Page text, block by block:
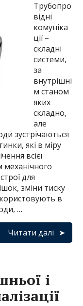
Трубопро
відні
комуніка
ції –
складні
системи,
за
внутрішні
м станом
яких
складно,
але
зустрічаються
які в міру
всієї
для
зміни тиску
в
…
Читати далі
і